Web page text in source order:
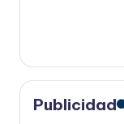
Publicidad